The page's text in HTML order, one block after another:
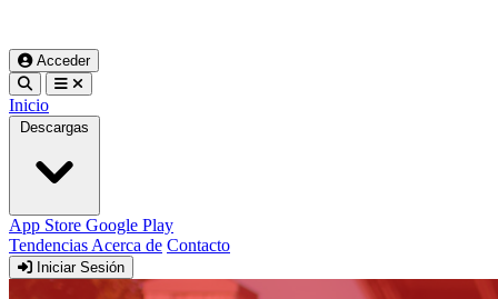
Acceder
Inicio
Descargas
App Store Google Play
Tendencias Acerca de Contacto
Iniciar Sesión